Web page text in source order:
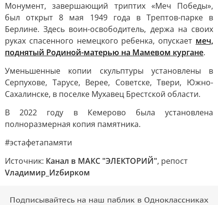
Монумент, завершающий триптих «Меч Победы»,
был открыт 8 мая 1949 года в Трептов-парке в
Берлине. Здесь воин-освободитель, держа на своих
руках спасенного немецкого ребенка, опускает меч,
поднятый Родиной-матерью на Мамевом кургане.
Уменьшенные копии скульптуры установлены в
Серпухове, Тарусе, Верее, Советске, Твери, Южно-
Сахалинске, в поселке Мухавец Брестской области.
В 2022 году в Кемерово была установлена
полноразмерная копия памятника.
#эстафетапамяти
Источник: Канал в МАКС "ЭЛЕКТОРИЙ", репост
Vладимир_Иzбирком
Подписывайтесь на наш паблик в Одноклассниках